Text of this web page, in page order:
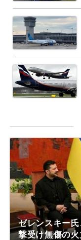
ゼレンスキー
撃受け無傷の